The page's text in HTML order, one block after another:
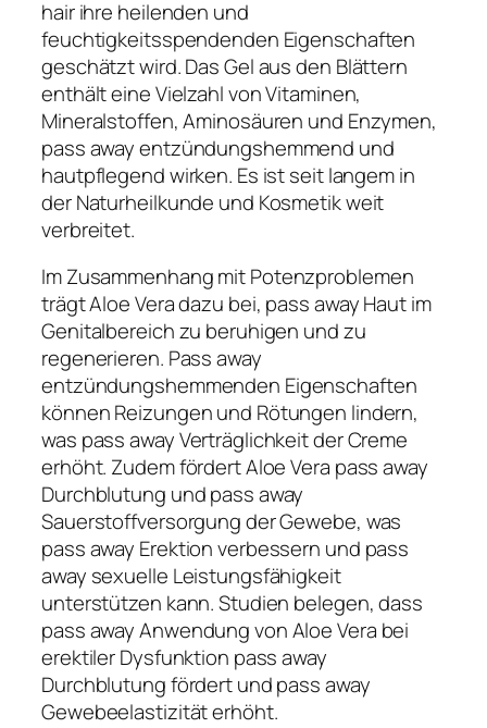
hair ihre heilenden und
feuchtigkeitsspendenden Eigenschaften
geschätzt wird. Das Gel aus den Blättern
enthält eine Vielzahl von Vitaminen,
Mineralstoffen, Aminosäuren und Enzymen,
pass away entzündungshemmend und
hautpflegend wirken. Es ist seit langem in
der Naturheilkunde und Kosmetik weit
verbreitet.
Im Zusammenhang mit Potenzproblemen
trägt Aloe Vera dazu bei, pass away Haut im
Genitalbereich zu beruhigen und zu
regenerieren. Pass away
entzündungshemmenden Eigenschaften
können Reizungen und Rötungen lindern,
was pass away Verträglichkeit der Creme
erhöht. Zudem fördert Aloe Vera pass away
Durchblutung und pass away
Sauerstoffversorgung der Gewebe, was
pass away Erektion verbessern und pass
away sexuelle Leistungsfähigkeit
unterstützen kann. Studien belegen, dass
pass away Anwendung von Aloe Vera bei
erektiler Dysfunktion pass away
Durchblutung fördert und pass away
Gewebeelastizität erhöht.